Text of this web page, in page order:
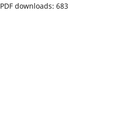
PDF downloads: 683